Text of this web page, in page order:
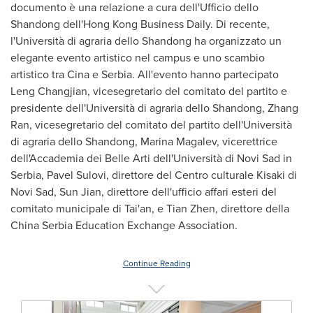
documento è una relazione a cura dell'Ufficio dello
Shandong dell'Hong Kong Business Daily. Di recente,
l'Università di agraria delloShandong ha organizzato un
elegante evento artistico nel campus e uno scambio
artistico tra Cina e Serbia. All'evento hanno partecipato
Leng Changjian, vicesegretario del comitato del partito e
presidente dell'Università di agraria delloShandong, Zhang
Ran, vicesegretario del comitato del partito dell'Università
di agraria delloShandong, Marina Magalev, vicerettrice
dell'Accademia dei Belle Arti dell'Università di Novi Sad in
Serbia, Pavel Sulovi, direttore del Centro culturale Kisaki di
Novi Sad, Sun Jian, direttore dell'ufficio affari esteri del
comitato municipale di Tai'an, eTian Zhen, direttore della
China Serbia Education Exchange Association.
Continue Reading